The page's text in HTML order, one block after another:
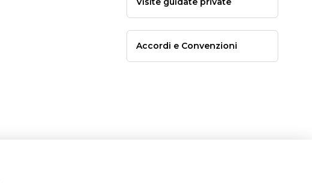
Accordi e Convenzioni